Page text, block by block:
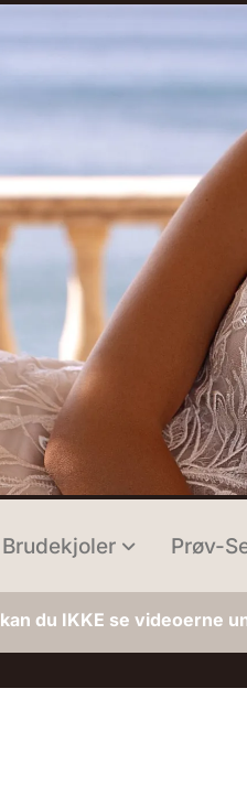
Brudekjoler Prøv-
du IKKE se videoerne